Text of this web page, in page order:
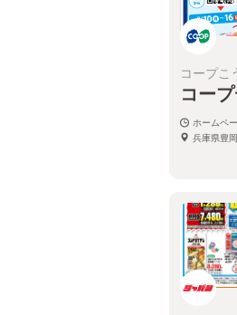
コープこ
コー
ホームペ
兵庫県豊